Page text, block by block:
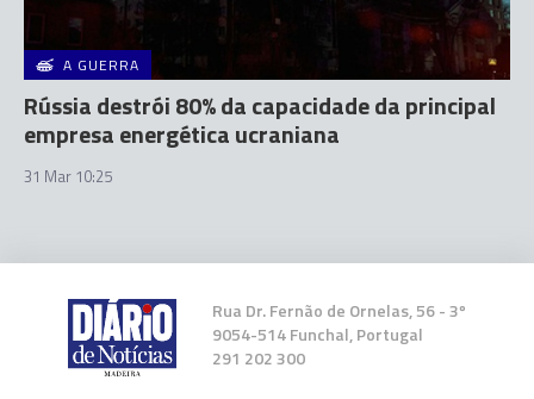
A GUERRA
Rússia destrói 80% da capacidade da principal
empresa energética ucraniana
31 Mar 10:25
Rua Dr. Fernão de Ornelas, 56 - 3º
9054-514 Funchal, Portugal
291 202 300